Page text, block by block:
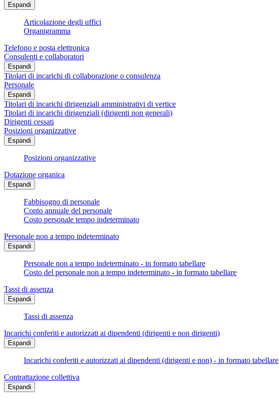
Espandi
Articolazione degli uffici
Organigramma
Telefono e posta elettronica
Consulenti e collaboratori
Espandi
Titolari di incarichi di collaborazione o consulenza
Personale
Espandi
Titolari di incarichi dirigenziali amministrativi di vertice
Titolari di incarichi dirigenziali (dirigenti non generali)
Dirigenti cessati
Posizioni organizzative
Espandi
Posizioni organizzative
Dotazione organica
Espandi
Fabbisogno di personale
Conto annuale del personale
Costo personale tempo indeterminato
Personale non a tempo indeterminato
Espandi
Personale non a tempo indeterminato - in formato tabellare
Costo del personale non a tempo indeterminato - in formato tabellare
Tassi di assenza
Espandi
Tassi di assenza
Incarichi conferiti e autorizzati ai dipendenti (dirigenti e non dirigenti)
Espandi
Incarichi conferiti e autorizzati ai dipendenti (dirigenti e non) - in formato tabellare
Contrattazione collettiva
Espandi